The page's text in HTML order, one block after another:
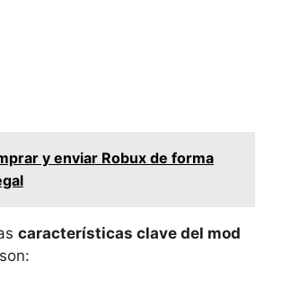
y enviar Robux de forma
características clave del mod
son: